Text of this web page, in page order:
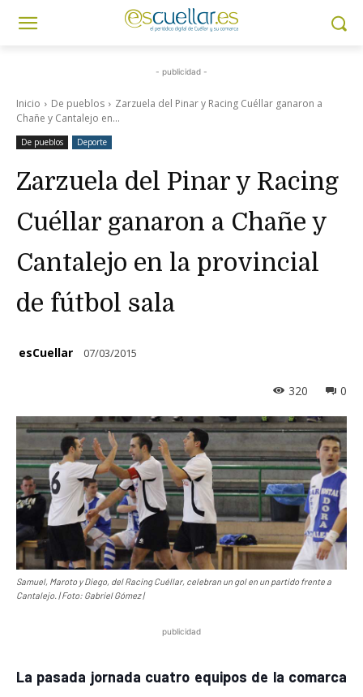
- publicidad -
Inicio De pueblos
Zarzuela del Pinar y Racing Cuéllar ganaron a
Chañe y Cantalejo en...
De pueblos Deporte
Zarzuela del Pinar y Racing
Cuéllar ganaron a Chañe y
Cantalejo en la provincial
de fútbol sala
esCuellar 07/03/2015
0
320
Samuel, Maroto y Diego, del Racing Cuéllar, celebran un gol en un partido frente a
Cantalejo. | Foto: Gabriel Gómez |
publicidad
La pasada jornada cuatro equipos de la comarca